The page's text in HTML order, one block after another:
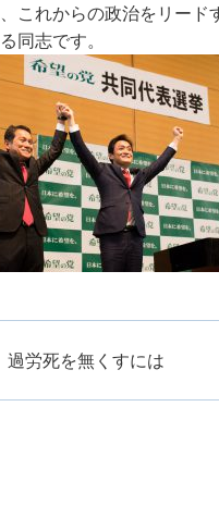
これからの政治をリード
同志です。
過労死を無くすには